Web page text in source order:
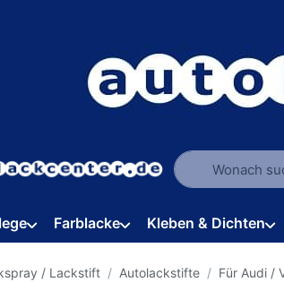
Geben Sie
Farblacke Kleben & Dichten
/ Lackstift Autolackstifte Für Audi /